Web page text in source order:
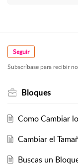
Seguir
Subscríbase para recibir
Bloques
Como Cambiar
Cambiar el
Buscas un